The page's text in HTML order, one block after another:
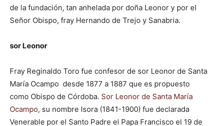
de la fundación, tan anhelada por doña Leonor y por el
Señor Obispo, fray Hernando de Trejo y Sanabria.
sor Leonor
Fray Reginaldo Toro fue confesor de sor Leonor de Santa
María Ocampo desde 1877 a 1887 que es propuesto
como Obispo de Córdoba. Sor Leonor de Santa María
Ocampo, su nombre Isora (1841-1900) fue declarada
Venerable por el Santo Padre el Papa Francisco el 19 de